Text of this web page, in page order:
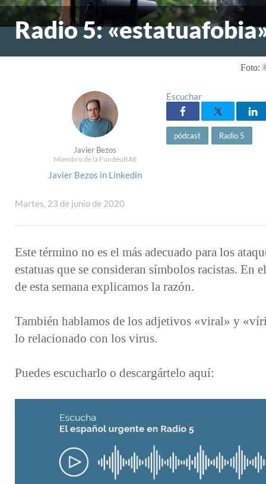
Radio 5:
Foto:
Javier Bezos
Miembro de la FundéuRAE
Javier Bezos in Linkedin
Escuchar
pódcast Radio 5
Martes, 23 de junio de 2020
Este término no es el más adecuado para los
estatuas que se consideran símbolos racistas. En
de esta semana explicamos la razón.
También hablamos de los adjetivos «viral» y
lo relacionado con los virus.
Puedes escucharlo o descargártelo aquí: